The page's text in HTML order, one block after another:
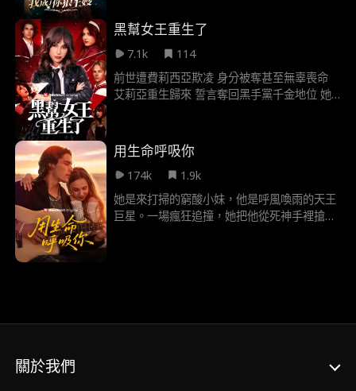
入一個更霸道的懷抱——諾亞的哥哥、新月狼
群新歸來的王者：連恩。他從小愛她至今，更
篤定她就是自己唯一的「命定伴侶」。然而，
當嫉妒的情敵設下陷阱、懷恨在心的前任從中
作梗，兩個世界的巨大鴻溝更將他們狠狠撕
黑幫女王重生了
7.1k
114
前世遭費莉西亞欺凌 身分被奪甚至無辜喪命
艾莉亞重生歸來 誓言奪回黑手黨千金地位 她
是真正黑手黨千金
用生命呼吸你
174k
1.9k
她是來打掃的窮酸小妹，他是呼風喚雨的天王
巨星。一場瘋狂追撞，她把他從死神手裡搶回
關於我們